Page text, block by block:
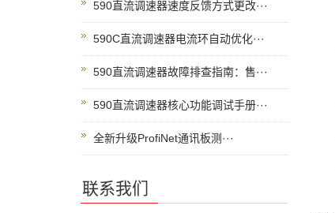
电
虽
首
电
电
电
590直流调速器速度反馈方式更改···
590C直流调速器电流环自动优化···
590直流调速器故障排查指南：售···
590直流调速器核心功能调试手册···
全新升级ProfiNet通讯板测···
联系我们